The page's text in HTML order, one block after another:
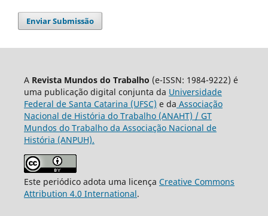
Enviar Submissão
A Revista Mundos do Trabalho (e-ISSN: 1984-9222) é
uma publicação digital conjunta da Universidade
Federal de Santa Catarina (UFSC) e da Associação
Nacional de História do Trabalho (ANAHT) / GT
Mundos do Trabalho da Associação Nacional de
História (ANPUH).
Este periódico adota uma licença Creative Commons
Attribution 4.0 International.